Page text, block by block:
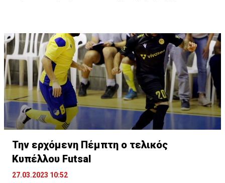
Την ερχόμενη Πέμπτη ο τελικός
Κυπέλλου Futsal
27.03.2023 10:52